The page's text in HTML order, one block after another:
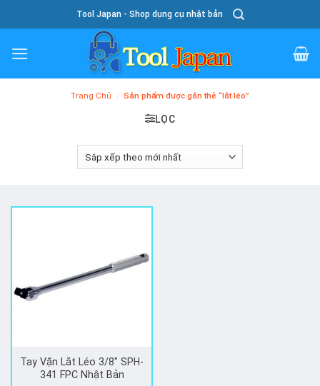
To
Content
Tool Japan - Shop dụng cụ nhật bản
Trang Chủ / Sản phẩm được gắn thẻ “lắt léo”
LỌC
Tay Vặn Lắt Léo 3/8″ SPH-
341 FPC Nhật Bản